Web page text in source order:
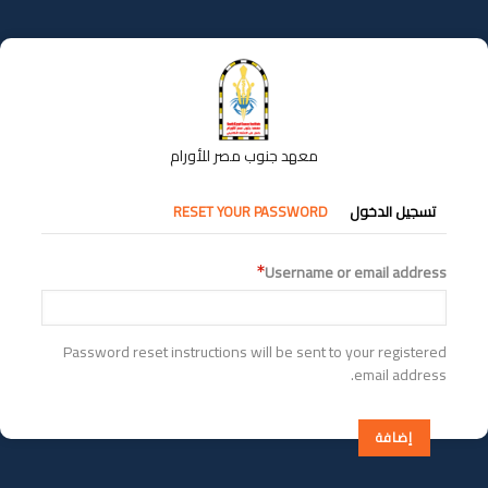
إلى
المحتوى
معهد جنوب مصر للأورام
التبويبات
الأساسية
تسجيل الدخول RESET YOUR PASSWORD
Username or email address
Password reset instructions will be sent to your registered
email address.